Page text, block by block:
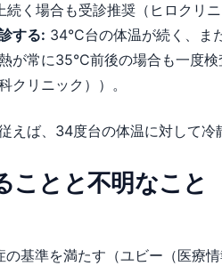
続く場合も受診推奨（ヒロクリ
する: 34°C台の体温が続く、ま
が常に35°C前後の場合も一度
クリニック））。
えば、34度台の体温に対して
ことと不明なこと
の基準を満たす（ユビー（医療